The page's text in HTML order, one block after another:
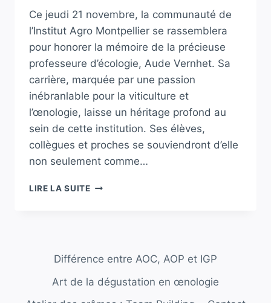
Ce jeudi 21 novembre, la communauté de
l’Institut Agro Montpellier se rassemblera
pour honorer la mémoire de la précieuse
professeure d’écologie, Aude Vernhet. Sa
carrière, marquée par une passion
inébranlable pour la viticulture et
l’œnologie, laisse un héritage profond au
sein de cette institution. Ses élèves,
collègues et proches se souviendront d’elle
non seulement comme…
LIRE LA SUITERENDRE
LA
PROFESSEURE
D’ÉCOLOGIE,
Différence entre AOC, AOP et IGP
Art de la dégustation en œnologie